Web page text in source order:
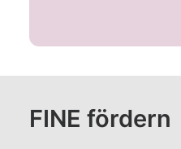
FINE fördern